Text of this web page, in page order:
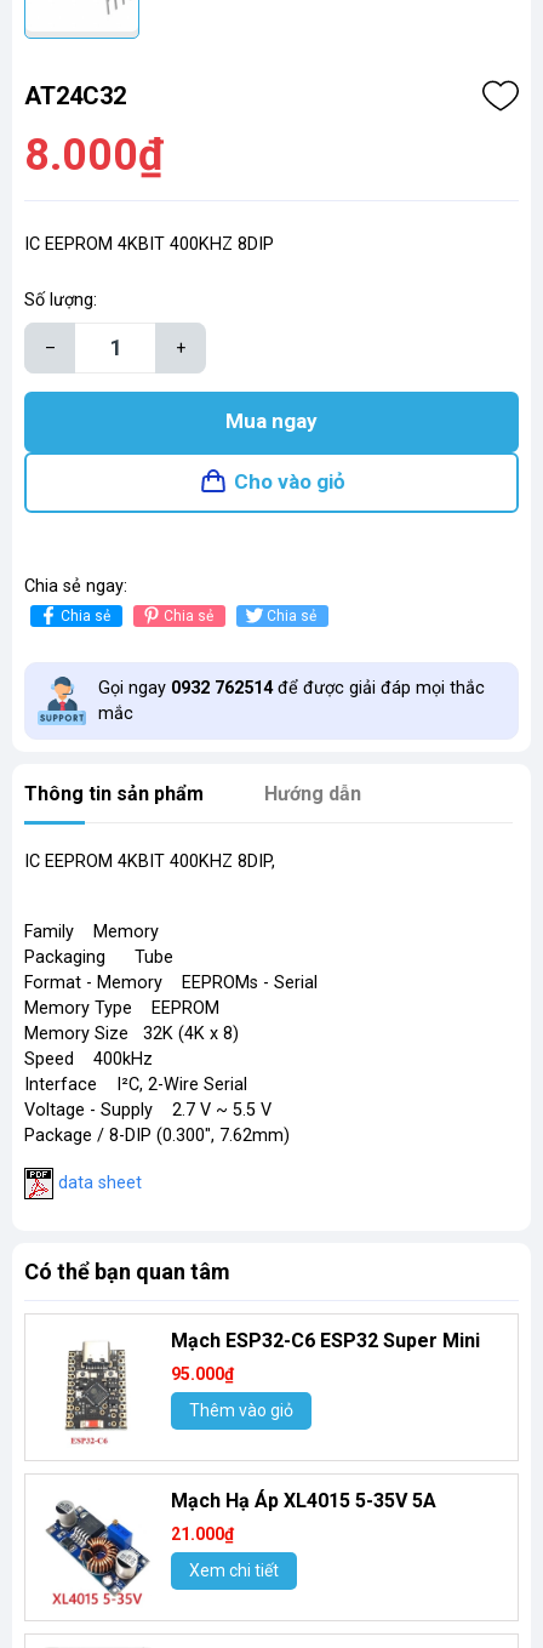
AT24C32
8.000₫
IC EEPROM 4KBIT 400KHZ 8DIP
Số lượng:
– +
Mua ngay
Cho vào giỏ
Chia sẻ ngay:
Chia sẻ Chia sẻ Chia sẻ
Gọi ngay 0932 762514để được giải đáp mọi thắc
mắc
Thông tin sản phẩm Hướng dẫn
IC EEPROM 4KBIT 400KHZ 8DIP,
Family Memory
Packaging Tube
Format - Memory EEPROMs - Serial
Memory Type EEPROM
Memory Size 32K (4K x 8)
Speed 400kHz
Interface I²C, 2-Wire Serial
Voltage - Supply 2.7 V ~ 5.5 V
Package / 8-DIP (0.300", 7.62mm)
data sheet
Có thể bạn quan tâm
Mạch ESP32-C6 ESP32 Super Mini
95.000₫
Thêm vào giỏ
Mạch Hạ Áp XL4015 5-35V 5A
21.000₫
Xem chi tiết